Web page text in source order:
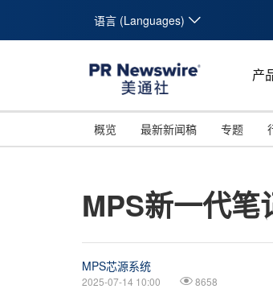
语言 (Languages)
产
概览 最新新闻稿 专题
MPS新一代
MPS芯源系统
2025-07-14 10:00 8658